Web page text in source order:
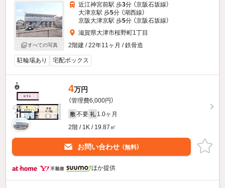
すべての写真
近江神宮前駅 歩3分 （京阪石坂線）
大津京駅 歩5分 （湖西線）
京阪大津京駅 歩5分 （京阪石坂線）
滋賀県大津市桜野町1丁目
2階建 / 22年11ヶ月 / 鉄骨造
駐輪場あり 宅配ボックス
4万円
（管理費6,000円）
敷 不要 礼 1.0ヶ月
2階 / 1K / 19.87㎡
お問い合わせ （無料）
ほか提供